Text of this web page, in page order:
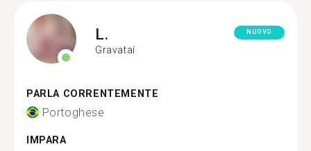
L.
Gravataí
NUOVO
PARLA CORRENTEMENTE
Portoghese
IMPARA